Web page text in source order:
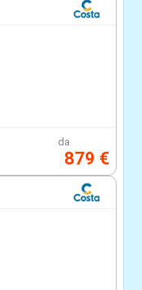
da
879 €